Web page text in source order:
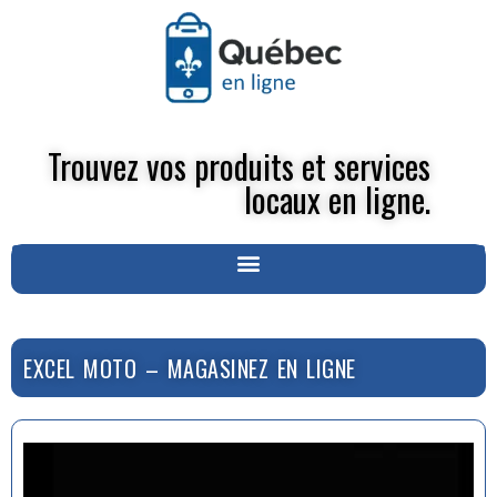
Trouvez vos produits et services
locaux en ligne.
EXCEL MOTO – MAGASINEZ EN LIGNE